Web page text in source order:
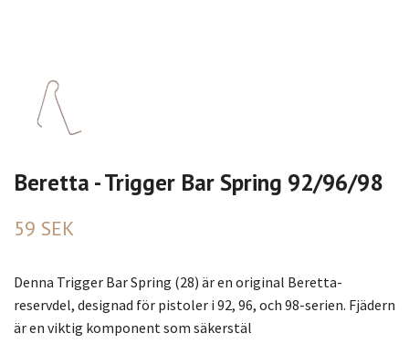
Beretta - Trigger Bar Spring 92/96/98
59 SEK
Denna Trigger Bar Spring (28) är en original Beretta-
reservdel, designad för pistoler i 92, 96, och 98-serien. Fjädern
är en viktig komponent som säkerstäl